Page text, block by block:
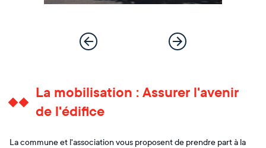
La mobilisation : Assurer l'avenir
de l'édifice
La commune et l'association vous proposent de prendre part à la